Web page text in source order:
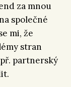
za mnou
společné
mi, že
stran
partnerský